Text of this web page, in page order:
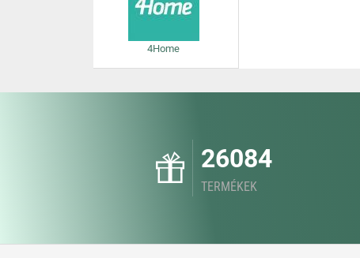
4Home
26084
TERMÉKEK